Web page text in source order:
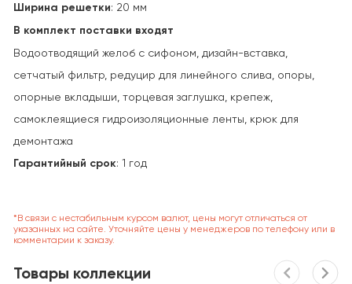
Ширина решетки: 20 мм
В комплект поставки входят
Водоотводящий желоб с сифоном, дизайн-вставка,
сетчатый фильтр, редуцир для линейного слива, опоры,
опорные вкладыши, торцевая заглушка, крепеж,
самоклеящиеся гидроизоляционные ленты, крюк для
демонтажа
Гарантийный срок: 1 год
*В связи с нестабильным курсом валют, цены могут отличаться от
указанных на сайте. Уточняйте цены у менеджеров по телефону или в
комментарии к заказу.
Товары коллекции